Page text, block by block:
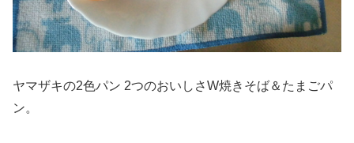
ヤマザキの2色パン 2つのおいしさW焼きそば＆たまごパ
ン。